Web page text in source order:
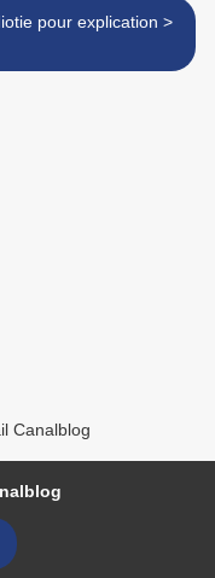
L'idiotie pour explication >
Canalblog